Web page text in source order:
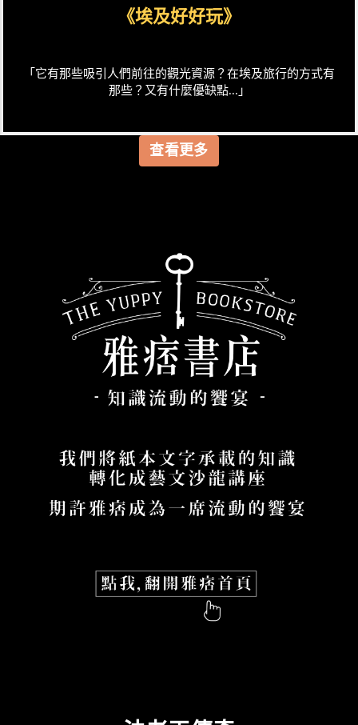
《埃及好好玩》
「它有那些吸引人們前往的觀光資源？在埃及旅行的方式有
那些？又有什麼優缺點...」
查看更多